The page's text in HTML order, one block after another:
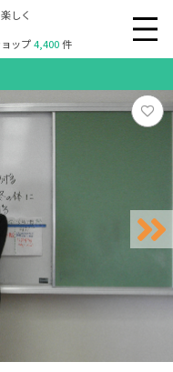
しく
ョップ4,400件